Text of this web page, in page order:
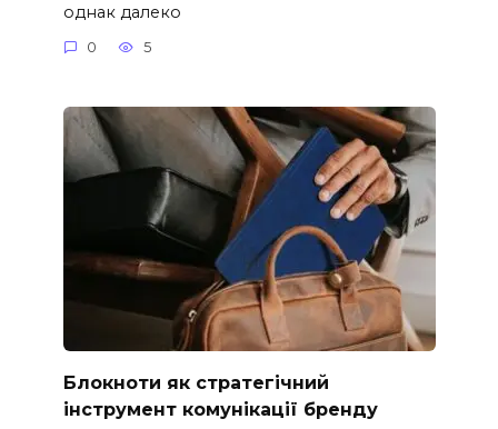
однак далеко
0 5
Блокноти як стратегічний
інструмент комунікації бренду